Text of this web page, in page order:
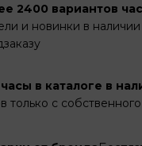
2400 вариантов
и новинки в
в каталоге в
только с